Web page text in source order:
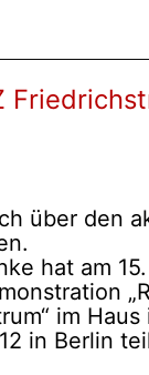
über den
hat am
im Haus
in Berlin